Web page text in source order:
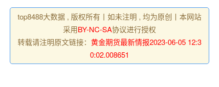
top8488大数据 , 版权所有丨如未注明 , 均为原创丨本网站
采用BY-NC-SA协议进行授权
转载请注明原文链接： 黄金期货最新情报2023-06-05 12:3
0:02.008651